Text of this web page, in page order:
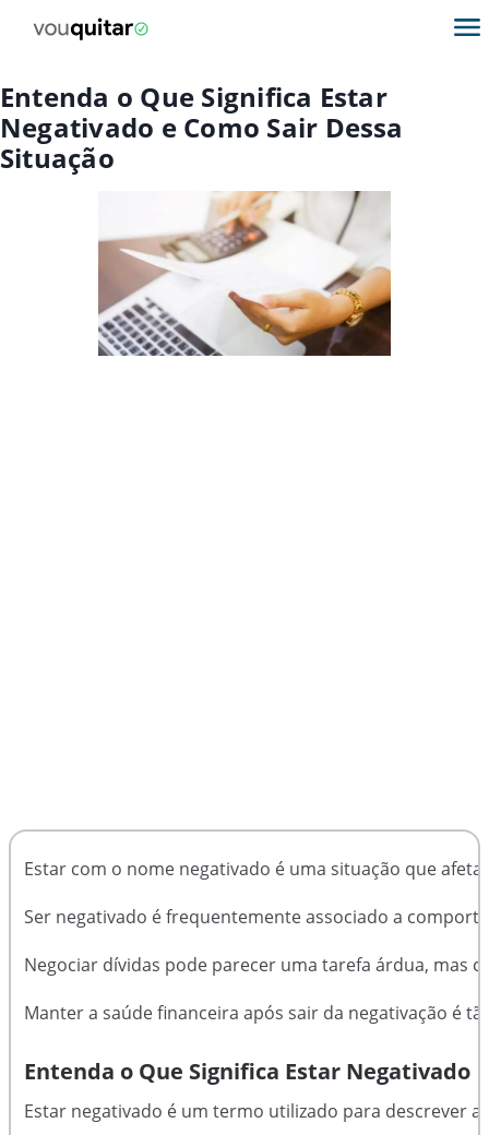
Entenda o Que Significa Estar
Negativado e Como Sair Dessa
Situação
Estar com o nome negativado é uma situação que
Ser negativado é frequentemente associado a
Negociar dívidas pode parecer uma tarefa árdua, mas
Manter a saúde financeira após sair da negativação é
Entenda o Que Significa Estar Negativado
Estar negativado é um termo utilizado para descrever